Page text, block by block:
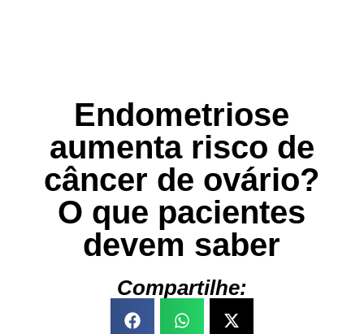
Endometriose
aumenta risco de
câncer de ovário?
O que pacientes
devem saber
Compartilhe: